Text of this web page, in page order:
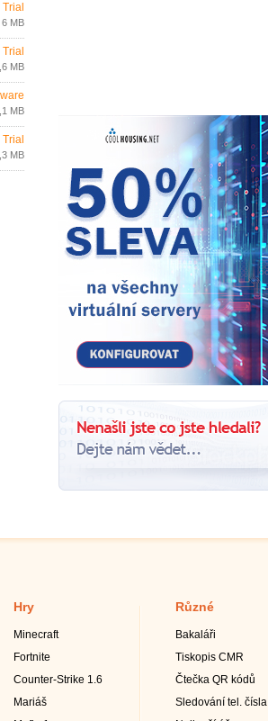
Trial
6 MB
Trial
MB
MB
Trial
MB
Hry
Minecraft
Fortnite
Counter-Strike 1.6
Mariáš
Různé
Bakaláři
Tiskopis CMR
Čtečka QR kódů
Sledování tel. čísla